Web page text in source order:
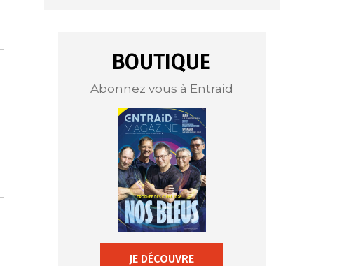
BOUTIQUE
Abonnez vous à Entraid
JE DÉCOUVRE